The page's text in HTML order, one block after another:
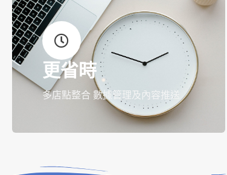
更省時
多店點整合 數據管理及內容推送